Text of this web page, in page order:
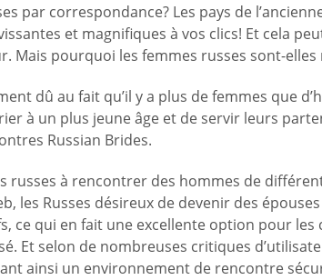
par correspondance? Les pays de
et magnifiques à vos clics! Et cela
Mais pourquoi les femmes russes sont-
dû au fait qu’il y a plus de femmes que
à un plus jeune âge et de servir leurs
Russian Brides.
russes à rencontrer des hommes de
les Russes désireux de devenir des
ce qui en fait une excellente option pour
Et selon de nombreuses critiques
ainsi un environnement de rencontre